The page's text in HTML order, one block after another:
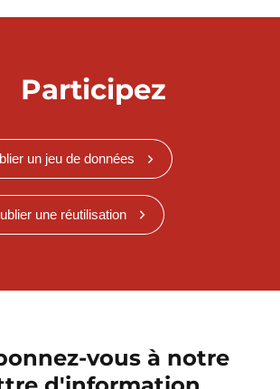
Participez
un jeu de données
une réutilisation
vous à notre